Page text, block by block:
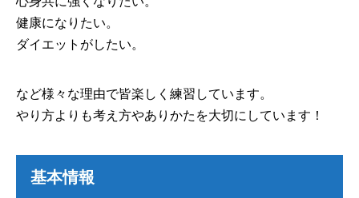
健康になりたい。
ダイエットがしたい。
など様々な理由で皆楽しく練習しています。
やり方よりも考え方やありかたを大切にしています！
基本情報